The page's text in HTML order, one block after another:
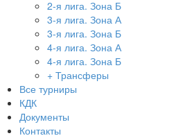
2-я лига. Зона Б
3-я лига. Зона А
3-я лига. Зона Б
4-я лига. Зона А
4-я лига. Зона Б
+ Трансферы
Все турниры
КДК
Документы
Контакты